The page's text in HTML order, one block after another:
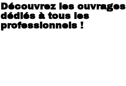
Découvrez les ouvrages
dédiés à tous les
professionnels !